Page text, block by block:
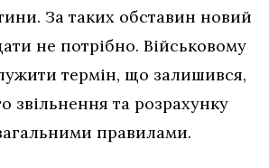
За таких обставин новий
не потрібно. Військовому
термін, що залишився,
звільнення та розрахунку
правилами.